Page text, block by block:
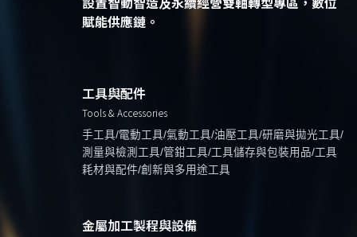
賦能供應鏈。
工具與配件
Tools & Accessories
手工具/電動工具/氣動工具/油壓工具/研磨與拋光工具/
測量與檢測工具/管鉗工具/工具儲存與包裝用品/工具
耗材與配件/創新與多用途工具
金屬加工製程與設備